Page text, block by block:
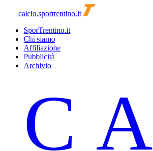
calcio.sportrentino.it
SporTrentino.it
Chi siamo
Affiliazione
Pubblicità
Archivio